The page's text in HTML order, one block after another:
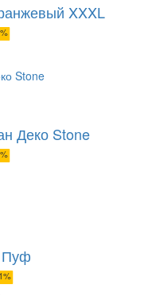
XXXL
Деко Stone
Пуф